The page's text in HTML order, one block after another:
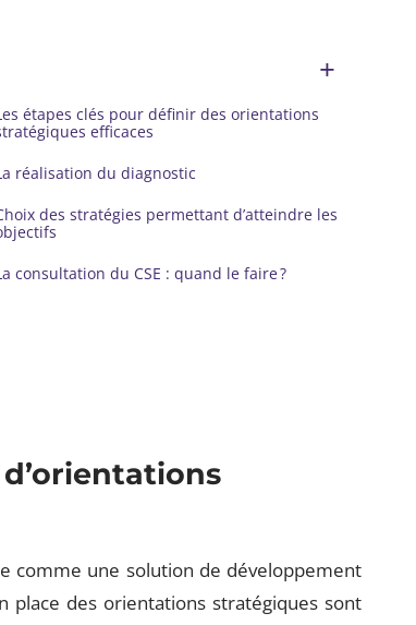
étapes clés pour définir des orientations
efficaces
réalisation du diagnostic
des stratégies permettant d’atteindre les
consultation du CSE : quand le faire ?
comme une solution de développement
place des orientations stratégiques sont